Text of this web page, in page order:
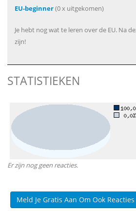
EU-beginner(0 x uitgekomen)
Je hebt nog wat te leren over de EU. Na
zijn!
STATISTIEKEN
Er zijn nog geen reacties.
Meld Je Gratis Aan Om Ook